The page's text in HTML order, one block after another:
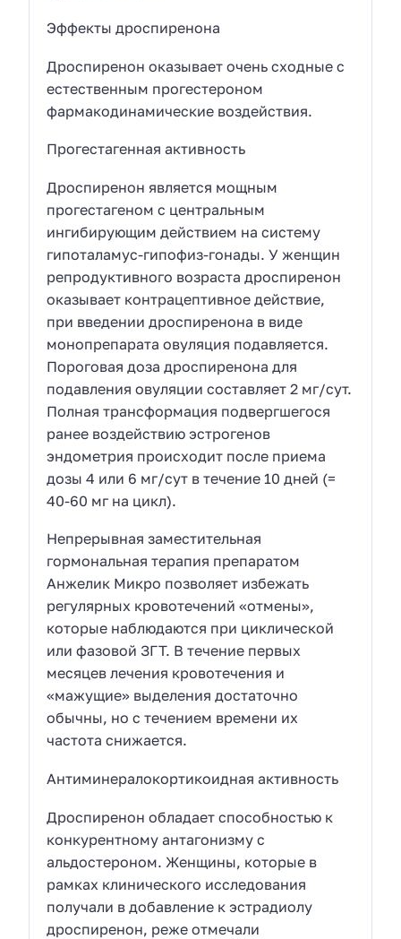
Эффекты дроспиренона
Дроспиренон оказывает очень сходные с
естественным прогестероном
фармакодинамические воздействия.
Прогестагенная активность
Дроспиренон является мощным
прогестагеном с центральным
ингибирующим действием на систему
гипоталамус-гипофиз-гонады. У женщин
репродуктивного возраста дроспиренон
оказывает контрацептивное действие,
при введении дроспиренона в виде
монопрепарата овуляция подавляется.
Пороговая доза дроспиренона для
подавления овуляции составляет 2 мг/сут.
Полная трансформация подвергшегося
ранее воздействию эстрогенов
эндометрия происходит после приема
дозы 4 или 6 мг/сут в течение 10 дней (=
40-60 мг на цикл).
Непрерывная заместительная
гормональная терапия препаратом
Анжелик Микро позволяет избежать
регулярных кровотечений «отмены»,
которые наблюдаются при циклической
или фазовой ЗГТ. В течение первых
месяцев лечения кровотечения и
«мажущие» выделения достаточно
обычны, но с течением времени их
частота снижается.
Антиминералокортикоидная активность
Дроспиренон обладает способностью к
конкурентному антагонизму с
альдостероном. Женщины, которые в
рамках клинического исследования
получали в добавление к эстрадиолу
дроспиренон, реже отмечали